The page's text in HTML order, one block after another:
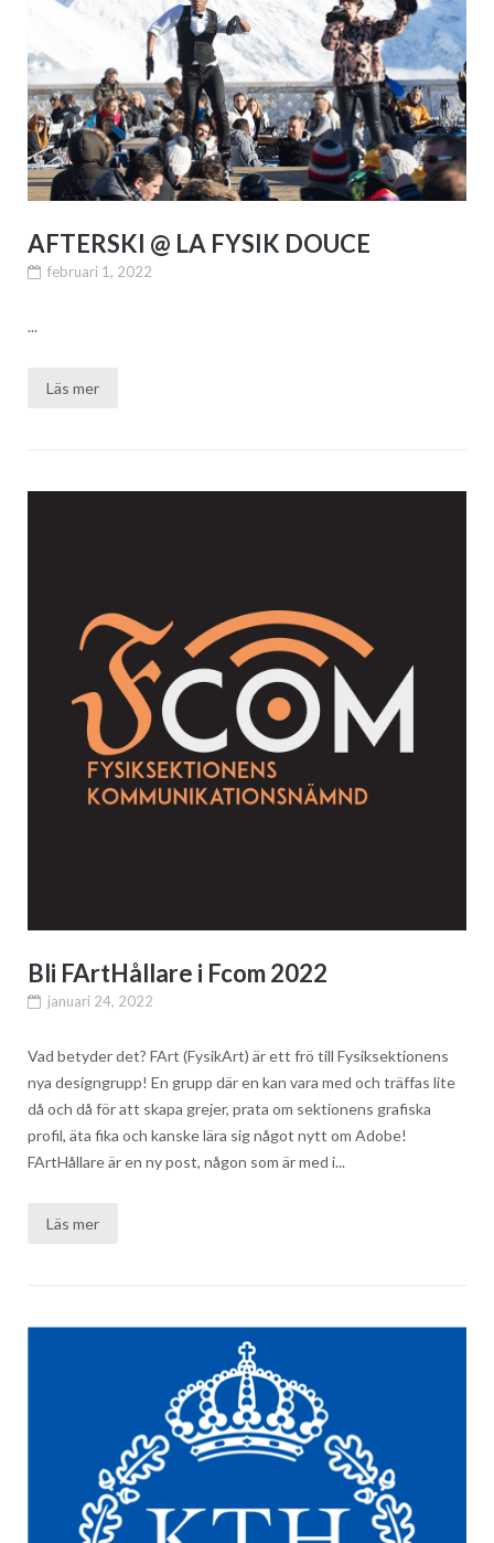
AFTERSKI @ LA FYSIK DOUCE
februari 1, 2022
...
Läs mer
Bli FArtHållare i Fcom 2022
januari 24, 2022
Vad betyder det? FArt (FysikArt) är ett frö till Fysiksektionens
nya designgrupp! En grupp där en kan vara med och träffas lite
då och då för att skapa grejer, prata om sektionens grafiska
profil, äta fika och kanske lära sig något nytt om Adobe!
FArtHållare är en ny post, någon som är med i...
Läs mer